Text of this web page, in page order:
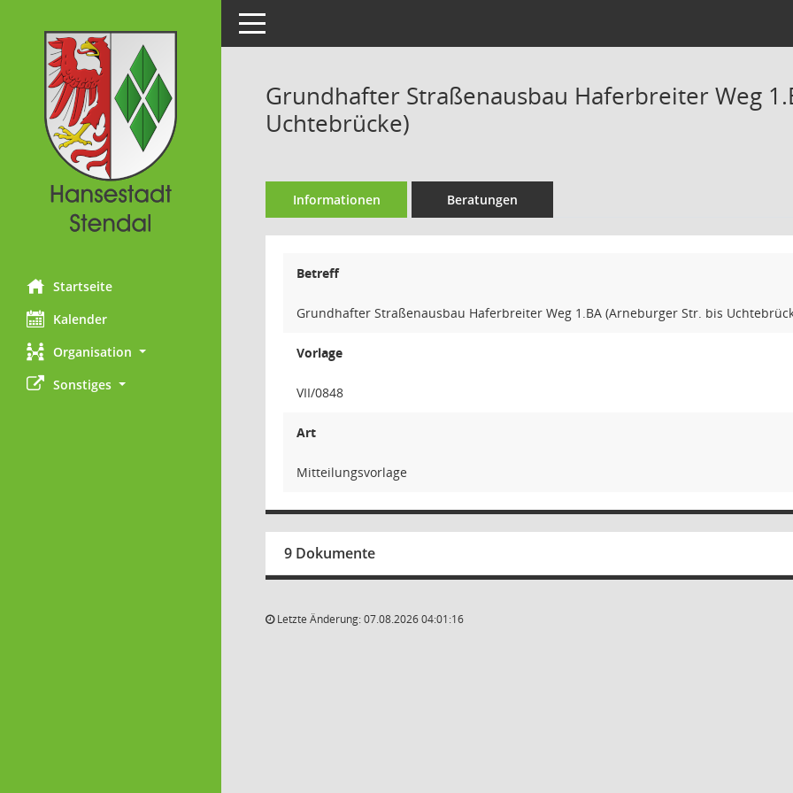
Startseite
Kalender
Organisation
Sonstiges
Toggle navigation
Grundhafter Straßenausbau Haferbreiter Weg
Uchtebrücke)
Informationen Beratungen
Betreff
Grundhafter Straßenausbau Haferbreiter Weg 1.BA (Arneburger Str. bis
Vorlage
VII/0848
Art
Mitteilungsvorlage
9 Dokumente
Letzte Änderung: 07.08.2026 04:01:16